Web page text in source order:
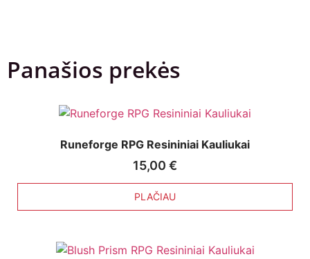
Panašios prekės
Runeforge RPG Resininiai Kauliukai
15,00 €
PLAČIAU